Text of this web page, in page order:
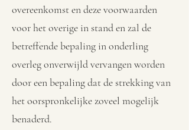
overeenkomst en deze voorwaarden
voor het overige in stand en zal de
betreffende bepaling in onderling
overleg onverwijld vervangen worden
door een bepaling dat de strekking van
het oorspronkelijke zoveel mogelijk
benaderd.